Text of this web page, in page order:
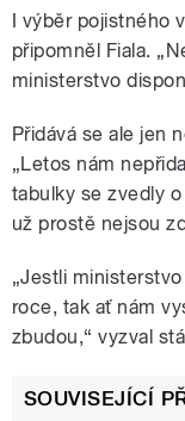
I výběr pojistného
připomněl Fiala.
ministerstvo
Přidává se ale jen
„Letos nám
tabulky se zvedly
už prostě nejsou
„Jestli
roce, tak ať nám
zbudou,“ vyzval
SOUVISEJÍCÍ